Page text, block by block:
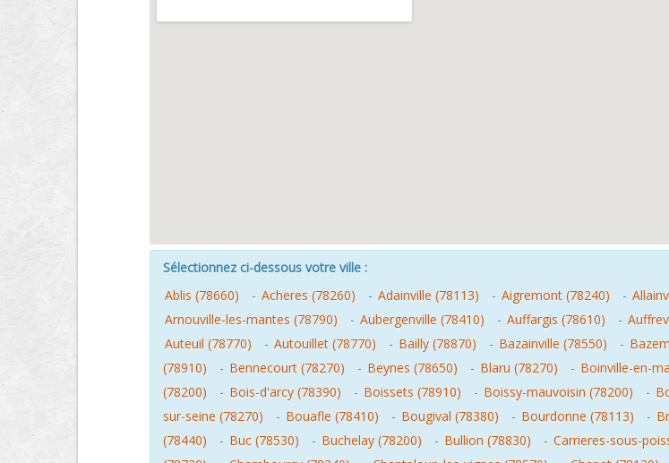
Sélectionnez ci-dessous votre ville :
Ablis (78660)
- Acheres (78260) - Adainville (78113) - Aigremont (78240) -
Arnouville-les-mantes (78790)
- Aubergenville (78410) - Auffargis (78610) -
Auteuil (78770)
- Autouillet (78770) - Bailly (78870) - Bazainville (78550) -
(78910)
- Bennecourt (78270) - Beynes (78650) - Blaru (78270) - Boinville-en-
(78200)
- Bois-d'arcy (78390) - Boissets (78910) - Boissy-mauvoisin (78200) -
sur-seine (78270)
- Bouafle (78410) - Bougival (78380) - Bourdonne (78113) -
(78440)
- Buc (78530) - Buchelay (78200) - Bullion (78830) - Carrieres-sous-